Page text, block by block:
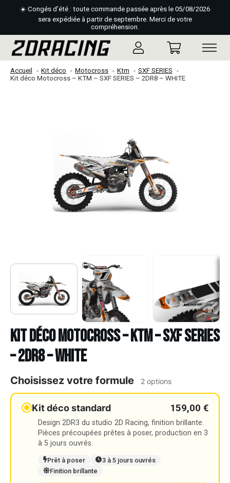
☀️ Congés d'été : toute commande passée après le 05/08/2026
sera expédiée à partir de septembre. Merci de votre
compréhension.
Accueil Kit déco Motocross Ktm
SXF SERIES
Kit déco Motocross – KTM – SXF SERIES – 2DR8 – WHITE
Kit déco Motocross – KTM – SXF SERIES
– 2DR8 – WHITE
Choisissez votre formule 2 options
Kit déco standard 159,00 €
Design 2DR3 du studio 2D Racing, finition brillante.
Pièces précoupées prêtes à poser, production en 3
à 5 jours ouvrés.
Prêt à poser
3 à 5 jours ouvrés
Finition brillante